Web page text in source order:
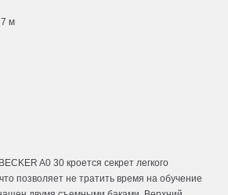
7 м
A0 30 кроется секрет легкого
позволяет не тратить время на обучение